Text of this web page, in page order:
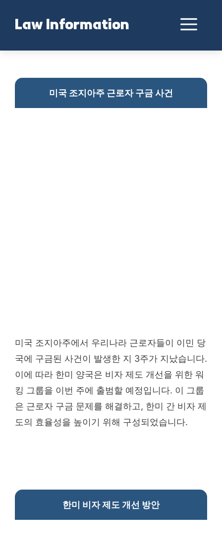
contentLaw Information
미국 조지아주 근로자 구금 사건
미국 조지아주에서 우리나라 근로자들이 이민 당
국에 구금된 사건이 발생한 지 3주가 지났습니다.
이에 따라 한미 양국은 비자 제도 개선을 위한 워
킹 그룹을 이번 주에 출범할 예정입니다. 이 그룹
은 근로자 구금 문제를 해결하고, 한미 간 비자 제
도의 효율성을 높이기 위해 구성되었습니다.
한미 비자 제도 개선 방안